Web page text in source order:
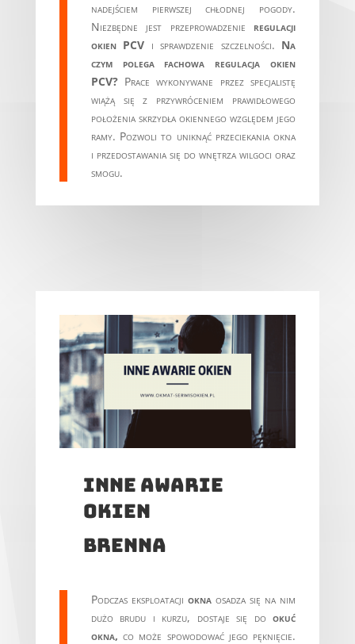
nadejściem pierwszej chłodnej pogody.
Niezbędne jest przeprowadzenie regulacji
okien PCV i sprawdzenie szczelności. Na
czym polega fachowa regulacja okien
PCV?Prace wykonywane przez specjalistę
wiążą się z przywróceniem prawidłowego
położenia skrzydła okiennego względem jego
ramy. Pozwoli to uniknąć przeciekania okna
i przedostawania się do wnętrza wilgoci oraz
smogu.
inne awarie
okien
brenna
Podczas eksploatacji oknaosadza się na nim
dużo brudu i kurzu, dostaje się dookuć
okna, co może spowodować jego pęknięcie.